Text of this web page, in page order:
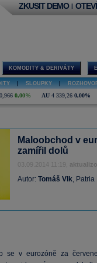
ZKUSIT DEMO |
KOMODITY & DERIVÁTY
SLOUPKY
0,00% AU 4 339,26 0,00%
Maloobchod v
zamířil dolů
03.09.2014 11:19,
Autor: Tomáš Vlk, Patria
se v eurozóně za